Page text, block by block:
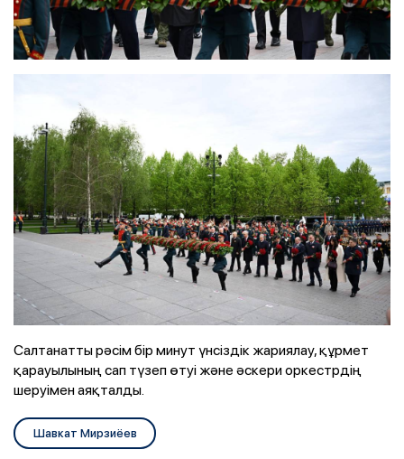
Салтанатты рәсім бір минут үнсіздік жариялау, құрмет
қарауылының сап түзеп өтуі және әскери оркестрдің
шеруімен аяқталды.
Шавкат Мирзиёев